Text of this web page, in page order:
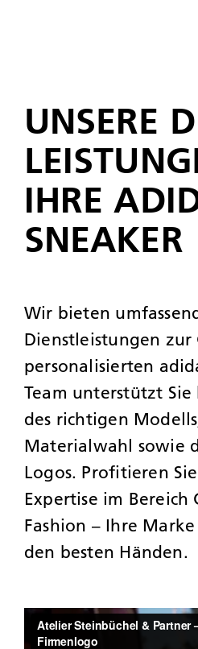
UNSERE
IHRE
SNEAKER
Wir bieten
Dienstleistungen
personalisierten
Team unterstützt
des richtigen
Materialwahl sowie
Logos. Profitieren
Expertise im Bereich
Fashion – Ihre
den besten Händen.